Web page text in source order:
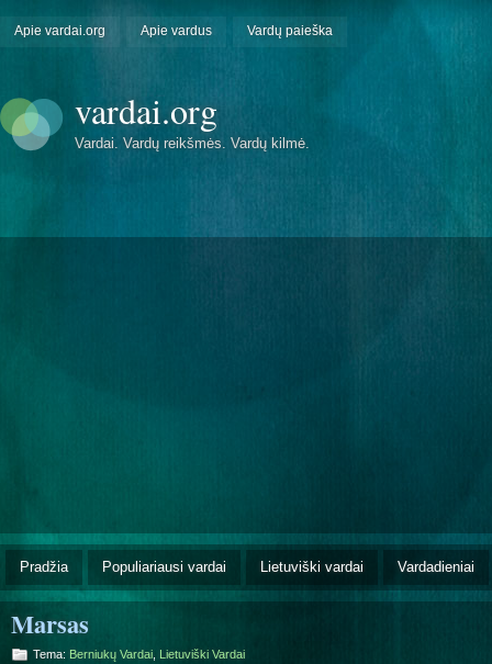
Apie vardai.org Apie vardus Vardų paieška
vardai.org
Vardai. Vardų reikšmės. Vardų kilmė.
Pradžia Populiariausi vardai Lietuviški vardai Vardadieniai
Marsas
Tema: Berniukų Vardai Lietuviški Vardai